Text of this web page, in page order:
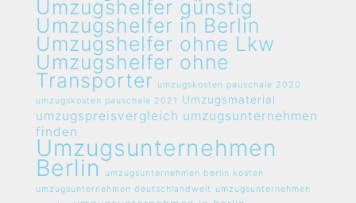
Umzugshelfer günstig
Umzugshelfer in Berlin
Umzugshelfer ohne Lkw
Umzugshelfer ohne
Transporter umzugskosten pauschale 2020
umzugskosten pauschale 2021
Umzugsmaterial
umzugspreisvergleich umzugsunternehmen
finden
Umzugsunternehmen
Berlin
umzugsunternehmen berlin kosten
umzugsunternehmen deutschlandweit
umzugsunternehmen